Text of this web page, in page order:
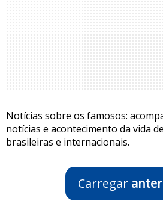
Notícias sobre os famosos:
notícias e acontecimento da vida
brasileiras e internacionais.
Carregar